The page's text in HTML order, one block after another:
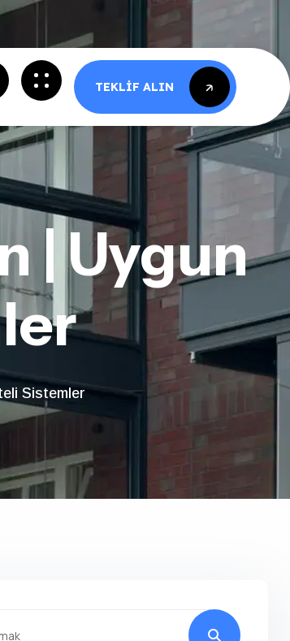
TEKLIF ALIN
TEKLIF ALIN
| Uygun
Sistemler